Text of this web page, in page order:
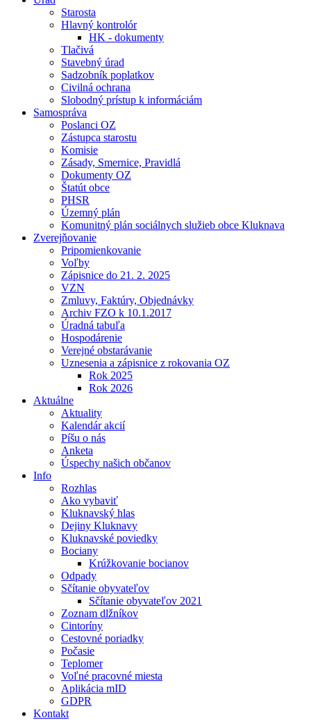
Starosta
Hlavný kontrolór
HK - dokumenty
Tlačivá
Stavebný úrad
Sadzobník poplatkov
Civilná ochrana
Slobodný prístup k informáciám
Samospráva
Poslanci OZ
Zástupca starostu
Komisie
Zásady, Smernice, Pravidlá
Dokumenty OZ
Štatút obce
PHSR
Územný plán
Komunitný plán sociálnych služieb obce Kluknava
Zverejňovanie
Pripomienkovanie
Voľby
Zápisnice do 21. 2. 2025
VZN
Zmluvy, Faktúry, Objednávky
Archiv FZO k 10.1.2017
Úradná tabuľa
Hospodárenie
Verejné obstarávanie
Uznesenia a zápisnice z rokovania OZ
Rok 2025
Rok 2026
Aktuálne
Aktuality
Kalendár akcií
Píšu o nás
Anketa
Úspechy našich občanov
Info
Rozhlas
Ako vybaviť
Kluknavský hlas
Dejiny Kluknavy
Kluknavské poviedky
Bociany
Krúžkovanie bocianov
Odpady
Sčítanie obyvateľov
Sčítanie obyvateľov 2021
Zoznam dlžníkov
Cintoríny
Cestovné poriadky
Počasie
Teplomer
Voľné pracovné miesta
Aplikácia mID
GDPR
Kontakt